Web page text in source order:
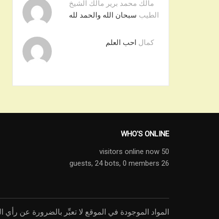
مالك محمد برير مالك الشيخ
الطيب سبحان الله والحمد لله
كمال احب العلم
WHO'S ONLINE
50 visitors online now
26 guests,
24 bots, 0 members
المواد الموجودة في الموقع لا تعبِّر بالضرورة عن رأي